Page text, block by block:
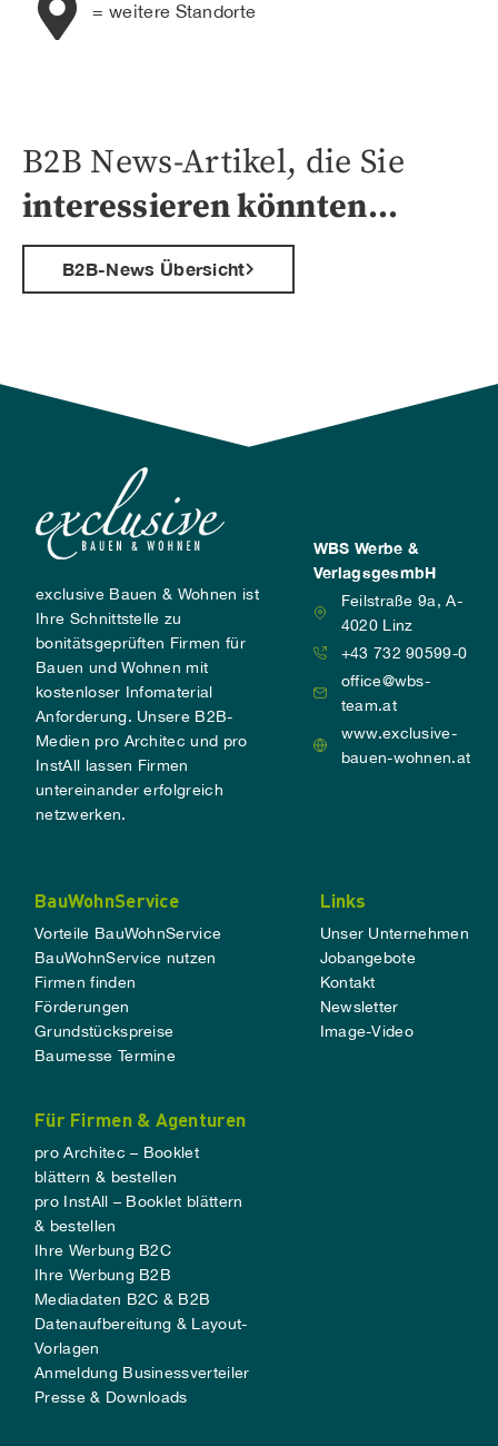
= weitere Standorte
B2B News-Artikel, die Sie
interessieren könnten…
B2B-News Übersicht
exclusive Bauen & Wohnen ist
Ihre Schnittstelle zu
bonitätsgeprüften Firmen für
Bauen und Wohnen mit
kostenloser Infomaterial
Anforderung. Unsere B2B-
Medien pro Architec und pro
InstAll lassen Firmen
untereinander erfolgreich
netzwerken.
WBS Werbe &
VerlagsgesmbH
Feilstraße 9a, A-
4020 Linz
+43 732 90599-0
office@wbs-
team.at
www.exclusive-
bauen-wohnen.at
BauWohnService
Vorteile BauWohnService
BauWohnService nutzen
Firmen finden
Förderungen
Grundstückspreise
Baumesse Termine
Links
Unser Unternehmen
Jobangebote
Kontakt
Newsletter
Image-Video
Für Firmen & Agenturen
pro Architec – Booklet
blättern & bestellen
pro InstAll – Booklet blättern
& bestellen
Ihre Werbung B2C
Ihre Werbung B2B
Mediadaten B2C & B2B
Datenaufbereitung & Layout-
Vorlagen
Anmeldung Businessverteiler
Presse & Downloads